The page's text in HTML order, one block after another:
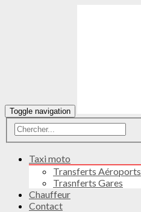
Toggle navigation
Taxi moto
Transferts Aéroports
Trasnferts Gares
Chauffeur
Contact